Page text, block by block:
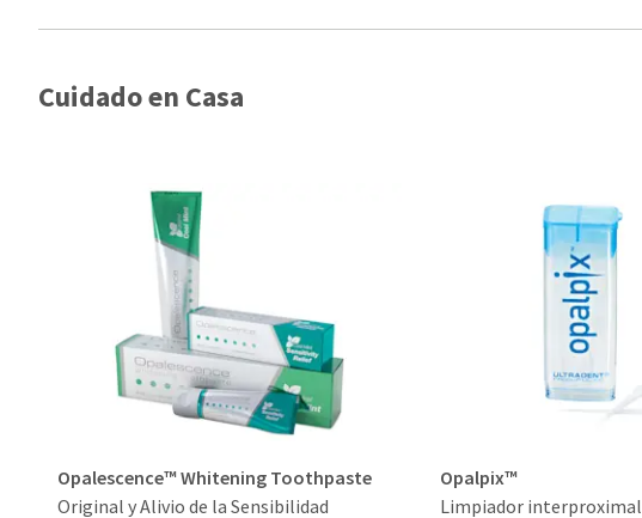
Cuidado en Casa
Opalescence™ Whitening Toothpaste
Original y Alivio de la Sensibilidad
Opalpix™
Limpiador interproximal